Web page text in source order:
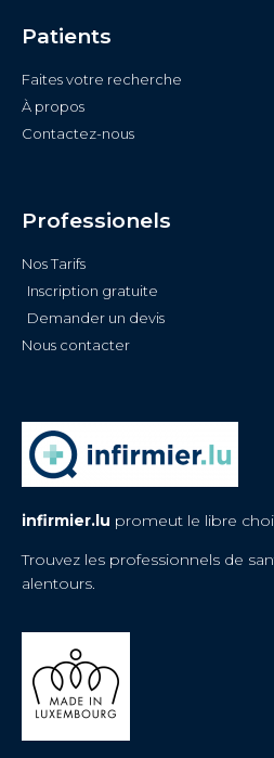
Patients
Faites votre recherche
À propos
Contactez-nous
Professionels
Nos Tarifs
Inscription gratuite
Demander un devis
Nous contacter
infirmier.lu promeut le libre
Trouvez les professionnels de
alentours.